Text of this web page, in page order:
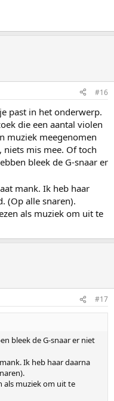
#16
past in het onderwerp.
die een aantal violen
muziek meegenomen
niets mis mee. Of toch
bleek de G-snaar er
mank. Ik heb haar
(Op alle snaren).
als muziek om uit te
#17
bleek de G-snaar er niet
Ik heb haar daarna
als muziek om uit te